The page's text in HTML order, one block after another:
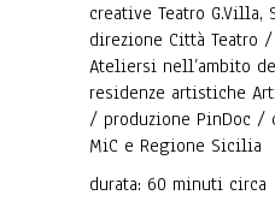
creative Teatro G.Villa,
direzione Città Teatro
Ateliersi nell’ambito
residenze artistiche
/ produzione PinDoc
MiC e Regione Sicilia
durata: 60 minuti circa